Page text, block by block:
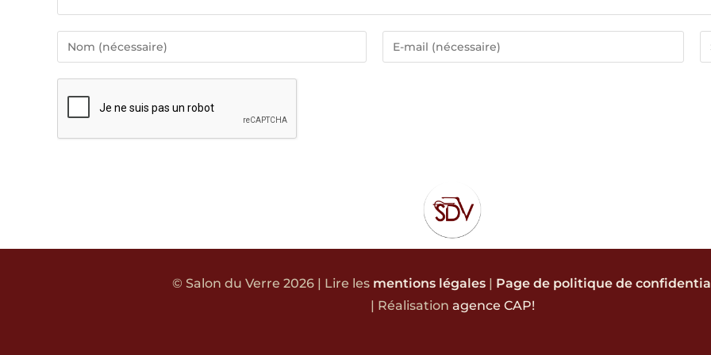
© Salon du Verre 2026 | Lire les mentions légales
Page de politique de
| Réalisation agence CAP!